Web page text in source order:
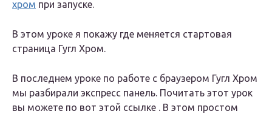
хром при запуске.
В этом уроке я покажу где меняется стартовая
страница Гугл Хром.
В последнем уроке по работе с браузером Гугл Хром
мы разбирали экспресс панель. Почитать этот урок
вы можете по вот этой ссылке . В этом простом